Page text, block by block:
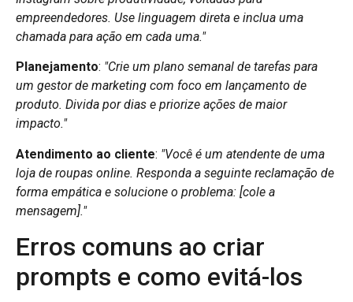
empreendedores. Use linguagem direta e inclua uma
chamada para ação em cada uma."
Planejamento: "Crie um plano semanal de tarefas para
um gestor de marketing com foco em lançamento de
produto. Divida por dias e priorize ações de maior
impacto."
Atendimento ao cliente: "Você é um atendente de uma
loja de roupas online. Responda a seguinte reclamação de
forma empática e solucione o problema: [cole a
mensagem]."
Erros comuns ao criar
prompts e como evitá-los